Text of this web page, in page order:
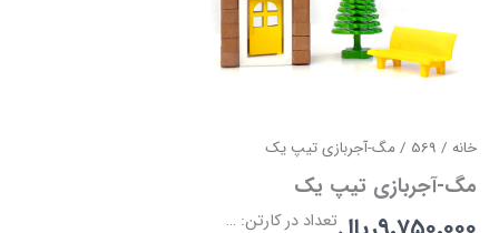
خانه /
569 / مگ-آجربازی تیپ یک
مگ-آجربازی تیپ یک
تعداد در کارتن: …